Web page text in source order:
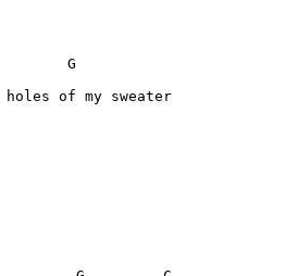
G
of my sweater